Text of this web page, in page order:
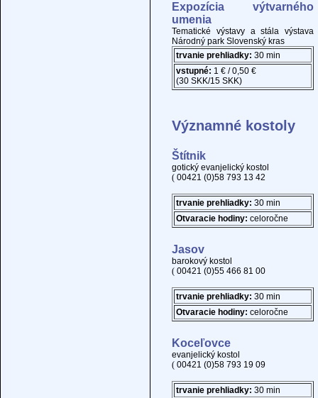
Expozícia výtvarného
umenia
Tematické výstavy a stála výstava
Národný park Slovenský kras
trvanie prehliadky: 30 min
vstupné: 1 € / 0,50 €
(30 SKK/15 SKK)
Významné kostoly
Štítnik
gotický evanjelický kostol
( 00421 (0)58 793 13 42
trvanie prehliadky: 30 min
Otvaracie hodiny: celoročne
Jasov
barokový kostol
( 00421 (0)55 466 81 00
trvanie prehliadky: 30 min
Otvaracie hodiny: celoročne
Koceľovce
evanjelický kostol
( 00421 (0)58 793 19 09
trvanie prehliadky: 30 min